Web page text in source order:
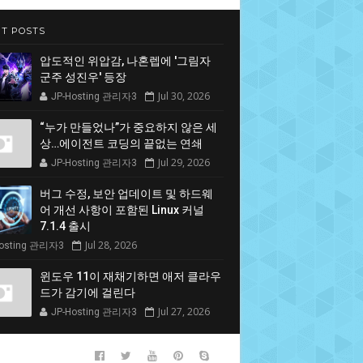
POSTS
압도적인 위압감, 나혼렙에 '그림자
군주 성진우' 등장
JP-Hosting 관리자3 Jul 30, 2026
“누가 만들었나”가 중요하지 않은 세
상…에이전트 코딩의 끝없는 연쇄
JP-Hosting 관리자3 Jul 29, 2026
버그 수정, 보안 업데이트 및 하드웨
어 개선 사항이 포함된 Linux 커널
7.1.4 출시
관리자3 Jul 28, 2026
윈도우 11이 재채기하면 애저 클라우
드가 감기에 걸린다
JP-Hosting 관리자3 Jul 27, 2026